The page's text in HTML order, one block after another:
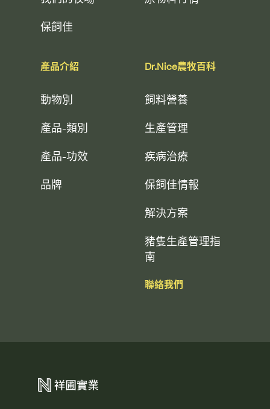
保飼佳
產品介紹
動物別
產品-類別
產品-功效
品牌
Dr.Nice農牧百科
飼料營養
生產管理
疾病治療
保飼佳情報
解決方案
豬隻生產管理指
南
聯絡我們